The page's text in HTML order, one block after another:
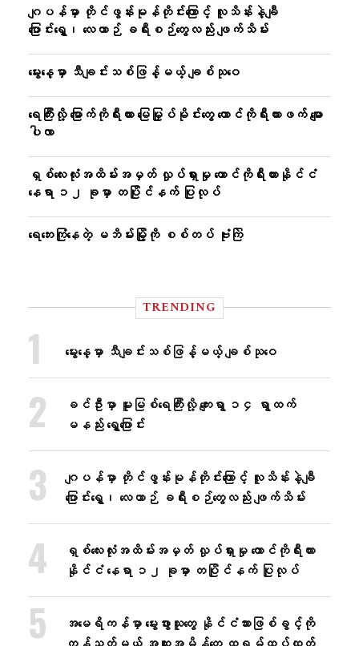
ဂျပန်မှာ တိုင်ဖွန်းမုန်တိုင်းကြောင့် လူသိန်းနဲ့ချီ
ပြောင်းရွှေ့၊ လေယာဉ် ခရီးစဉ်တွေလည်း ဖျက်သိမ်း
မွေးနေ့မှာ သီချင်းသစ်ဖြန့်မယ့် ချစ်သုဝေ
ရေကြီးလို့ မြောက်ကိုရီးယား မြေမြှုပ်မိုင်းတွေ တောင်ကိုရီးယားဖက် မျော
ပါလာ
ရှစ်လေးလုံးအထိမ်းအမှတ် လှုပ်ရှားမှု တောင်ကိုရီးယားနိုင်ငံ
နေရာ ၁၂ ခုမှာ တပြိုင်နက် ပြုလုပ်
ရေဘေးကြုံနေတဲ့ မဘိမ်းမြို့ကို စစ်တပ် ဗုံးကြဲ
TRENDING
မွေးနေ့မှာ သီချင်းသစ်ဖြန့်မယ့် ချစ်သုဝေ
ခင်ဦးမှာ မူးမြစ်ရေကြီးလို့ ကျေးရွာ ၁၄ ရွာထက်
မနည်း ရွှေ့ပြောင်း
ဂျပန်မှာ တိုင်ဖွန်းမုန်တိုင်းကြောင့် လူသိန်းနဲ့ချီ
ပြောင်းရွှေ့၊ လေယာဉ် ခရီးစဉ်တွေလည်း ဖျက်သိမ်း
ရှစ်လေးလုံးအထိမ်းအမှတ် လှုပ်ရှားမှု တောင်ကိုရီးယား
နိုင်ငံ နေရာ ၁၂ ခုမှာ တပြိုင်နက် ပြုလုပ်
အမေရိကန်မှာ မွေးဖွားသူတွေ နိုင်ငံသားဖြစ်ခွင့်ကို